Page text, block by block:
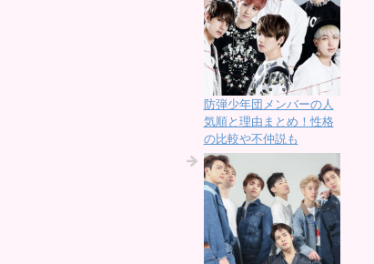
防弾少年団メンバーの人
気順と理由まとめ！性格
の比較や不仲説も